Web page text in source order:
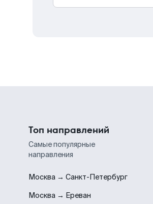
Топ направлений
Самые популярные
направления
Москва → Санкт-Петербург
Москва → Ереван